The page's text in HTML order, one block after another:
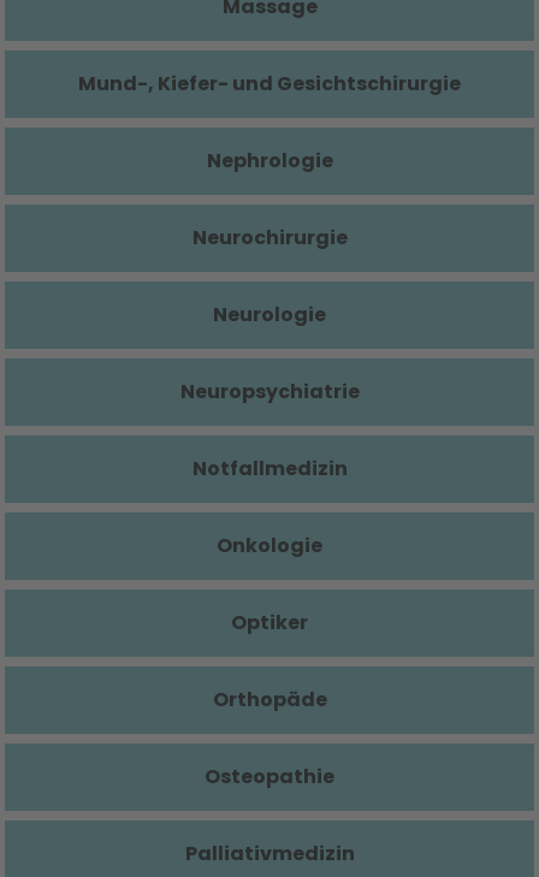
Massage
Mund-, Kiefer- und Gesichtschirurgie
Nephrologie
Neurochirurgie
Neurologie
Neuropsychiatrie
Notfallmedizin
Onkologie
Optiker
Orthopäde
Osteopathie
Palliativmedizin